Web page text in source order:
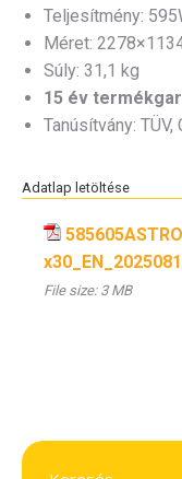
Teljesítmény:
Méret:
Súly: 31,1 kg
15 év
Tanúsítvány: TÜV,
Adatlap letöltése
File size:3 MB